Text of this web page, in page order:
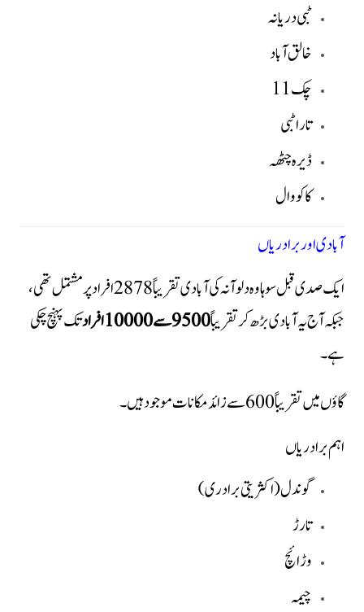
ٹبی دریانہ
خالق آباد
چک 11
تارا ٹبی
ڈیرہ چٹھہ
کاکووال
آبادی اور برادریاں
ایک صدی قبل سوہاوہ دلوآنہ کی آبادی تقریباً 2878 افراد پر مشتمل تھی،
جبکہ آج یہ آبادی بڑھ کر تقریباً9500 سے 10000 افراد
تک پہنچ چکی
ہے۔
گاؤں میں تقریباً 600 سے زائد مکانات موجود ہیں۔
اہم برادریاں
گوندل (اکثریتی برادری)
تارڑ
وڑائچ
چیمہ